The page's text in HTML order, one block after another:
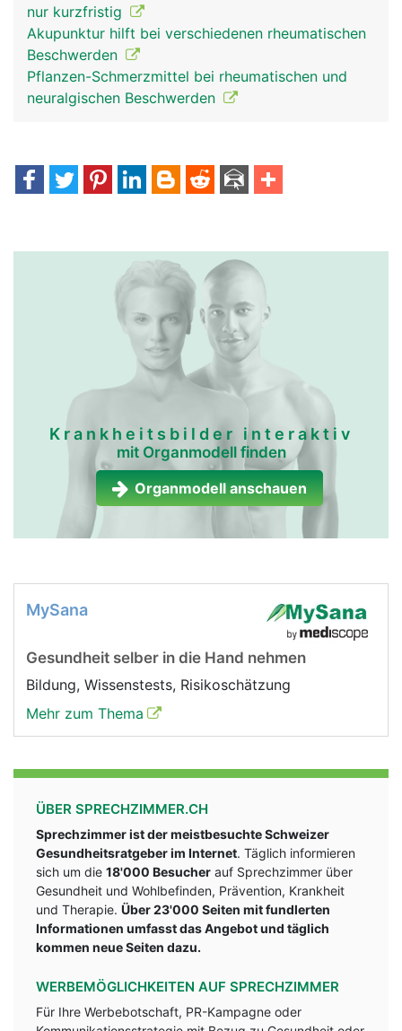
nur kurzfristig
Akupunktur hilft bei verschiedenen rheumatischen
Beschwerden
Pflanzen-Schmerzmittel bei rheumatischen und
neuralgischen Beschwerden
Krankheitsbilder interaktiv
mit Organmodell finden
Organmodell anschauen
MySana
Gesundheit selber in die Hand nehmen
Bildung, Wissenstests, Risikoschätzung
Mehr zum Thema
ÜBER SPRECHZIMMER.CH
Sprechzimmer ist der meistbesuchte Schweizer
Gesundheitsratgeber im Internet. Täglich informieren
sich um die 18'000 Besucher auf Sprechzimmer über
Gesundheit und Wohlbefinden, Prävention, Krankheit
und Therapie. Über 23'000 Seiten mit fundlerten
Informationen umfasst das Angebot und täglich
kommen neue Seiten dazu.
WERBEMÖGLICHKEITEN AUF SPRECHZIMMER
Für Ihre Werbebotschaft, PR-Kampagne oder